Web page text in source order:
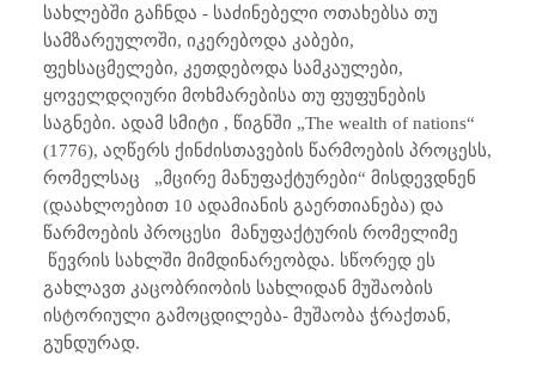
სახლებში გაჩნდა - საძინებელი ოთახებსა თუ
სამზარეულოში, იკერებოდა კაბები,
ფეხსაცმელები, კეთდებოდა სამკაულები,
ყოველდღიური მოხმარებისა თუ ფუფუნების
საგნები. ადამ სმიტი , წიგნში „The wealth of nations“
(1776), აღწერს ქინძისთავების წარმოების პროცესს,
რომელსაც „მცირე მანუფაქტურები“ მისდევდნენ
(დაახლოებით 10 ადამიანის გაერთიანება) და
წარმოების პროცესი მანუფაქტურის რომელიმე
წევრის სახლში მიმდინარეობდა. სწორედ ეს
გახლავთ კაცობრიობის სახლიდან მუშაობის
ისტორიული გამოცდილება- მუშაობა ჭრაქთან,
გუნდურად.